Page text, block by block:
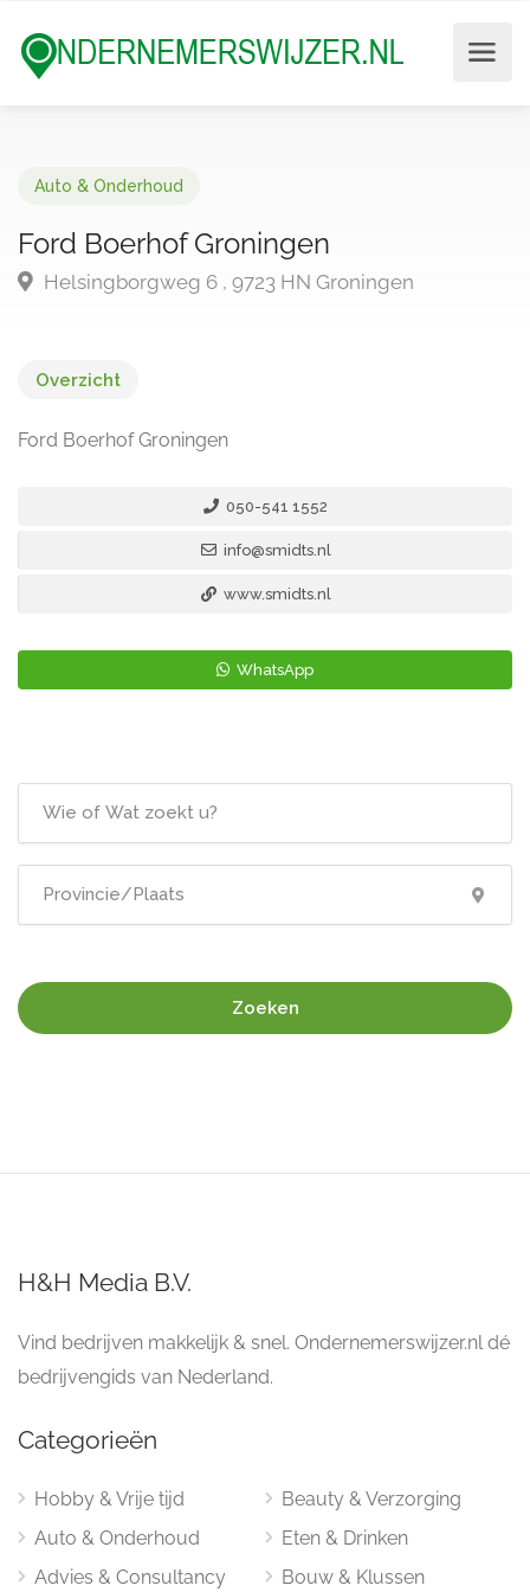
Auto & Onderhoud
Ford Boerhof Groningen
Helsingborgweg 6 , 9723 HN Groningen
Overzicht
Ford Boerhof Groningen
050-541 1552
info@smidts.nl
www.smidts.nl
WhatsApp
Zoeken
H&H Media B.V.
Vind bedrijven makkelijk & snel. Ondernemerswijzer.nl dé
bedrijvengids van Nederland.
Categorieën
Hobby & Vrije tijd
Auto & Onderhoud
Advies & Consultancy
Beauty & Verzorging
Eten & Drinken
Bouw & Klussen